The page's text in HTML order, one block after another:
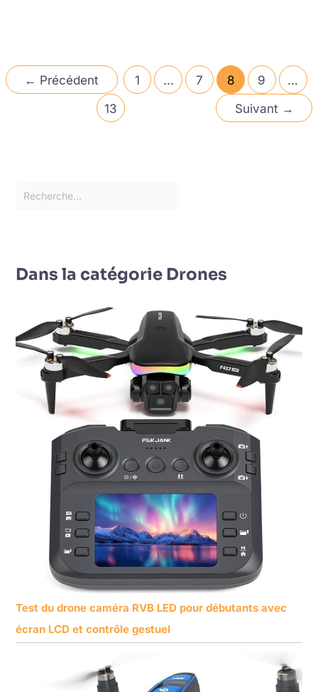
← Précédent 1 … 7 8 9
…
13
Suivant →
Dans la catégorie Drones
Test du drone caméra RVB LED pour débutants avec
écran LCD et contrôle gestuel